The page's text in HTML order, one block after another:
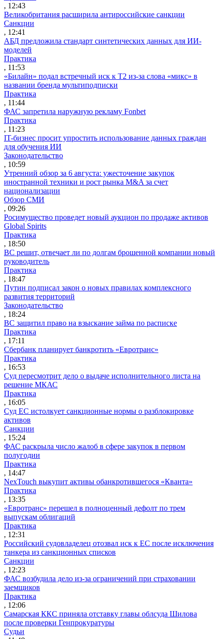
, 12:43
Великобритания расширила антироссийские санкции
Санкции
, 12:41
АБД предложила стандарт синтетических данных для ИИ-
моделей
Практика
, 11:53
«Билайн» подал встречный иск к Т2 из-за слова «микс» в
названии бренда мультиподписки
Практика
, 11:44
ФАС запретила наружную рекламу Fonbet
Практика
, 11:23
IT-бизнес просит упростить использование данных граждан
для обучения ИИ
Законодательство
, 10:59
Утренний обзор за 6 августа: ужесточение закупок
иностранной техники и рост рынка M&A за счет
национализации
Обзор СМИ
, 09:26
Росимущество проведет новый аукцион по продаже активов
Global Spirits
Практика
, 18:50
ВС решит, отвечает ли по долгам брошенной компании новый
руководитель
Практика
, 18:47
Путин подписал закон о новых правилах комплексного
развития территорий
Законодательство
, 18:24
ВС защитил право на взыскание займа по расписке
Практика
, 17:11
Сбербанк планирует банкротить «Евротранс»
Практика
, 16:53
Суд пересмотрит дело о выдаче исполнительного листа на
решение МКАС
Практика
, 16:05
Суд ЕС истолкует санкционные нормы о разблокировке
активов
Санкции
, 15:24
ФАС раскрыла число жалоб в сфере закупок в первом
полугодии
Практика
, 14:47
NexTouch выкупит активы обанкротившегося «Кванта»
Практика
, 13:35
«Евротранс» перешел в полноценный дефолт по трем
выпускам облигаций
Практика
, 12:31
Российский судовладелец отозвал иск к ЕС после исключения
танкера из санкционных списков
Санкции
, 12:23
ФАС возбудила дело из-за ограничений при страховании
заемщиков
Практика
, 12:06
Самарская ККС приняла отставку главы облсуда Шилова
после проверки Генпрокуратуры
Судьи